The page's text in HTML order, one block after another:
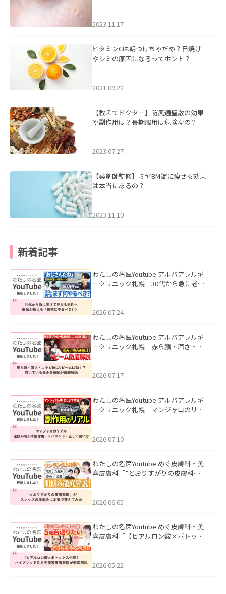
2023.11.17
ビタミンCは朝つけちゃだめ？日焼け
やシミの原因になるってホント？
2021.09.22
【教えてドクター】防風通聖散の効果
や副作用は？長期服用は危険なの？
2023.07.27
【薬剤師監修】ミヤBM錠に痩せる効果
は本当にあるの？
2023.11.10
新着記事
わたしの名医Youtube アルバアレルギ
ークリニック札幌「30代から急に老け
た。
2026.07.24
わたしの名医Youtube アルバアレルギ
ークリニック札幌「赤ら顔・酒さ・ニ
した。
2026.07.17
わたしの名医Youtube アルバアレルギ
ークリニック札幌「マンジャロのリア
た。
2026.07.10
わたしの名医Youtube めぐ皮膚科・美
容皮膚科「”とおりすがりの皮膚科
2026.06.05
わたしの名医Youtube めぐ皮膚科・美
容皮膚科「【ヒアルロン酸×ボトック
た。
2026.05.22